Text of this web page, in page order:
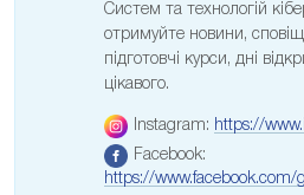
Систем та технологій
отримуйте новини,
підготовчі курси, дні
цікавого.
Instagram: https://
Facebook:
https://